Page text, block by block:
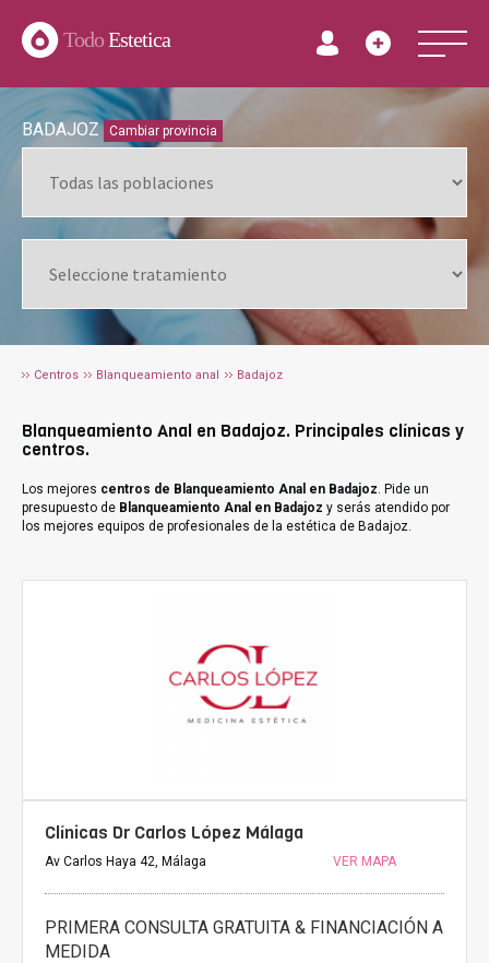
TodoEstetica
BADAJOZ Cambiar provincia
Centros Blanqueamiento anal Badajoz
Blanqueamiento Anal en Badajoz. Principales clínicas y
centros.
Los mejores centros de Blanqueamiento Anal en Badajoz. Pide un
presupuesto de Blanqueamiento Anal en Badajoz y serás atendido por
los mejores equipos de profesionales de la estética de Badajoz.
Clínicas Dr Carlos López Málaga
Av Carlos Haya 42, Málaga VER MAPA
PRIMERA CONSULTA GRATUITA & FINANCIACIÓN A
MEDIDA